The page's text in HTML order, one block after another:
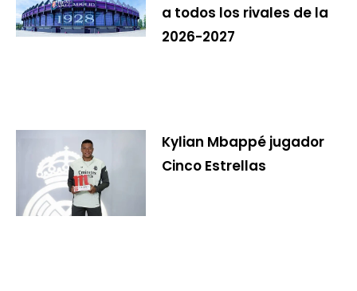
a todos los rivales de la
2026-2027
Kylian Mbappé jugador
Cinco Estrellas